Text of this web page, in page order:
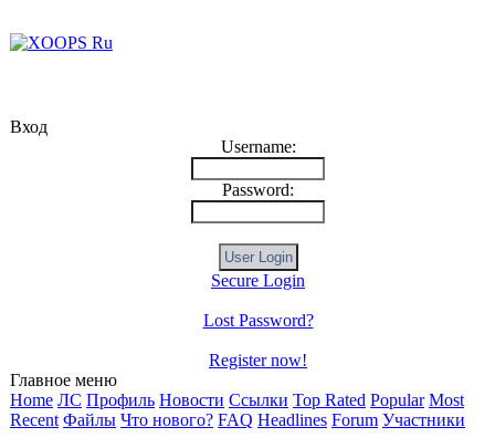
Вход
Username:
Password:
Secure Login
Lost Password?
Register now!
Главное меню
Home ЛС Профиль Новости Ссылки Top Rated Popular Most
Recent Файлы Что нового? FAQ Headlines Forum Участники